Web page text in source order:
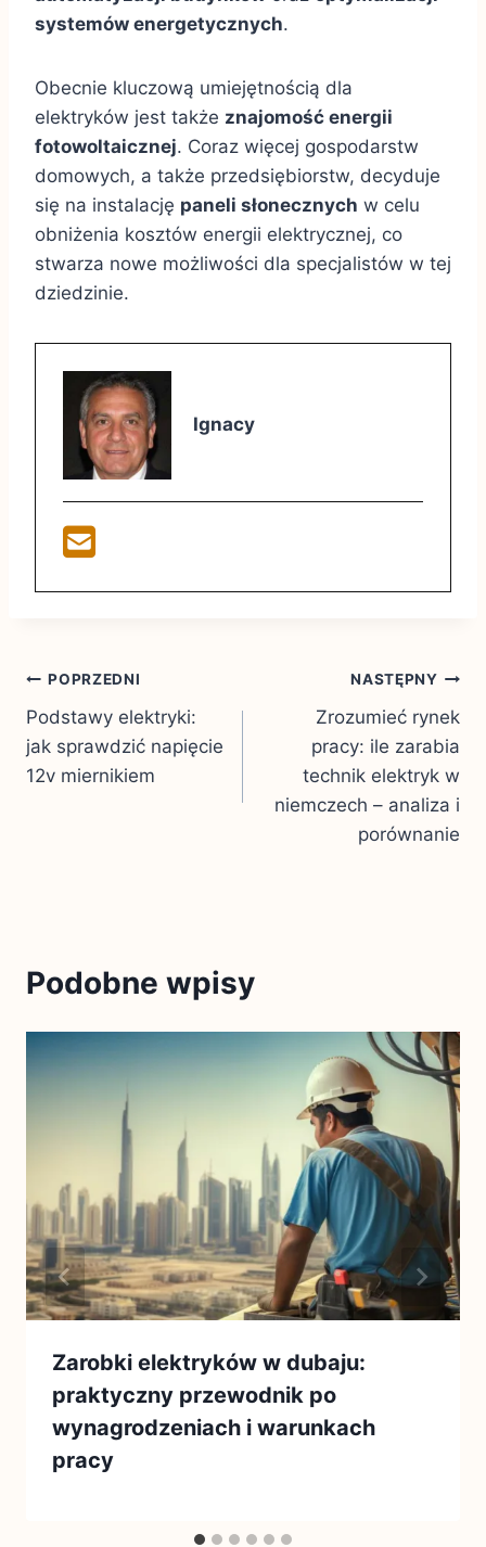
systemów energetycznych.
Obecnie kluczową umiejętnością dla
elektryków jest także znajomość energii
fotowoltaicznej. Coraz więcej gospodarstw
domowych, a także przedsiębiorstw, decyduje
się na instalację paneli słonecznych w celu
obniżenia kosztów energii elektrycznej, co
stwarza nowe możliwości dla specjalistów w tej
dziedzinie.
Ignacy
Nawigacja
wpisu
POPRZEDNI
Podstawy elektryki:
jak sprawdzić napięcie
12v miernikiem
NASTĘPNY
Zrozumieć rynek
pracy: ile zarabia
technik elektryk w
niemczech – analiza i
porównanie
Podobne wpisy
Zarobki elektryków w dubaju:
praktyczny przewodnik po
wynagrodzeniach i warunkach
pracy